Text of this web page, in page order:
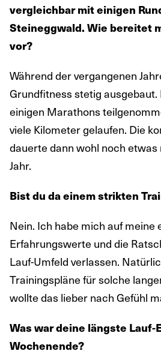
vergleichbar mit einigen
Steineggwald. Wie bereitet
vor?
Während der vergangenen
Grundfitness stetig ausgebaut.
einigen Marathons
viele Kilometer gelaufen. Die
dauerte dann wohl noch etwas
Jahr.
Bist du da einem strikten
Nein. Ich habe mich auf meine
Erfahrungswerte und die
Lauf-Umfeld verlassen.
Trainingspläne für solche
wollte das lieber nach Gefühl
Was war deine längste
Wochenende?